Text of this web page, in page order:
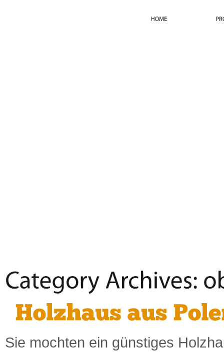
Sie mochten ein günstiges